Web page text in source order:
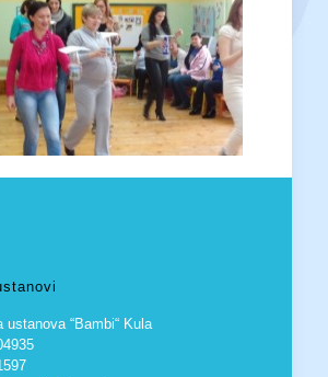
ustanova “Bambi“ Kula